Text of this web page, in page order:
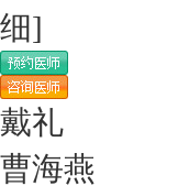
细]
戴礼
曹海燕